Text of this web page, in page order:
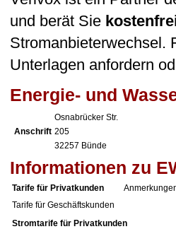
und berät Sie
Stromanbieterwechsel.
Unterlagen anfordern
Energie- und
Anschrift
Osnabrücker Str.
205
32257 Bünde
Informationen zu
Tarife für Privatkunden
Tarife für Geschäftskunden
Stromtarife für Privatkunden